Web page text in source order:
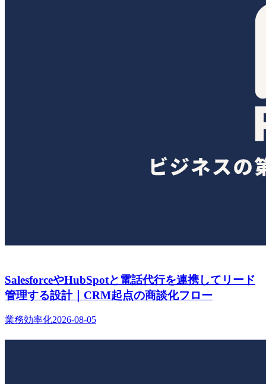
SalesforceやHubSpotと電話代行を連携してリード
管理する設計｜CRM起点の商談化フロー
業務効率化2026-08-05